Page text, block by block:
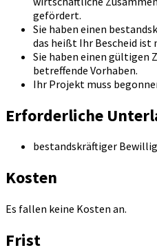
gefördert.
Sie haben einen
das heißt Ihr Bescheid ist
Sie haben einen gültigen
betreffende Vorhaben.
Ihr Projekt muss
Erforderliche
bestandskräftiger
Kosten
Es fallen keine Kosten an.
Frist